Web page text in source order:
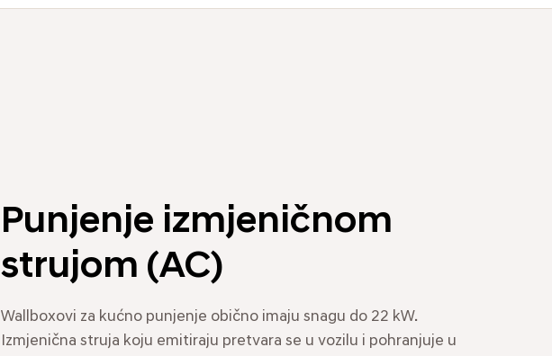
Punjenje izmjeničnom
strujom (AC)
Wallboxovi za kućno punjenje obično imaju snagu do 22 kW.
Izmjenična struja koju emitiraju pretvara se u vozilu i pohranjuje u